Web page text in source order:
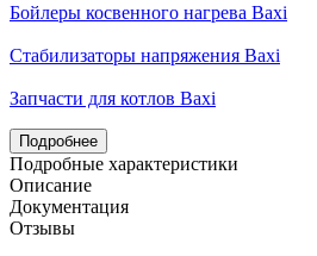
Бойлеры косвенного нагрева Baxi
Стабилизаторы напряжения Baxi
Запчасти для котлов Baxi
Подробнее
Подробные характеристики
Описание
Документация
Отзывы